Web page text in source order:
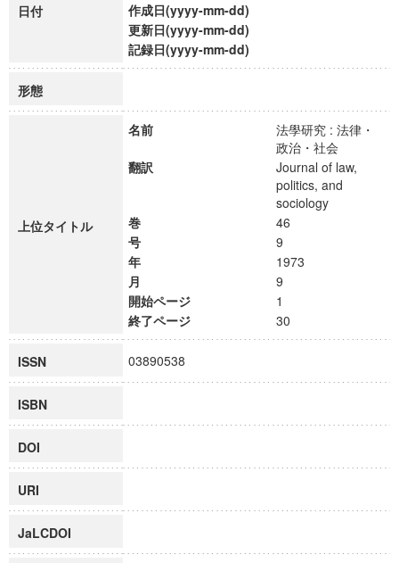
日付
作成日(yyyy-mm-dd)
更新日(yyyy-mm-dd)
記録日(yyyy-mm-dd)
形態
上位タイトル
名前
法學研究 : 法律・
政治・社会
翻訳
Journal of law,
politics, and
sociology
巻
46
号
9
年
1973
月
9
開始ページ
1
終了ページ
30
ISSN 03890538
ISBN
DOI
URI
JaLCDOI